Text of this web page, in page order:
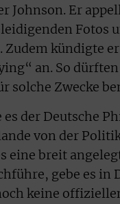
Er
Fotos
kündigte
an. So
solche Zwecke
der Deutsche
von der
eine breit
gebe es in
keine